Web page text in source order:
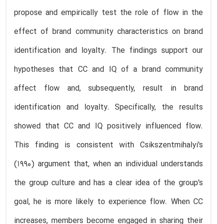
propose and empirically test the role of flow in the
effect of brand community characteristics on brand
identification and loyalty. The findings support our
hypotheses that CC and IQ of a brand community
affect flow and, subsequently, result in brand
identification and loyalty. Specifically, the results
showed that CC and IQ positively influenced flow.
This finding is consistent with Csikszentmihalyi's
(1990) argument that, when an individual understands
the group culture and has a clear idea of the group's
goal, he is more likely to experience flow. When CC
increases, members become engaged in sharing their